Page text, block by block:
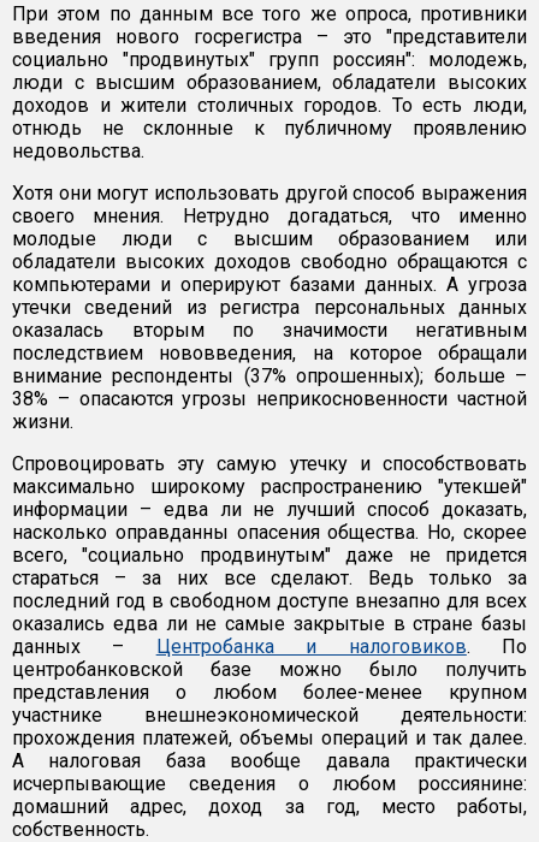
При этом по данным все того же опроса, противники
введения нового госрегистра – это "представители
социально "продвинутых" групп россиян": молодежь,
люди с высшим образованием, обладатели высоких
доходов и жители столичных городов. То есть люди,
отнюдь не склонные к публичному проявлению
недовольства.
Хотя они могут использовать другой способ выражения
своего мнения. Нетрудно догадаться, что именно
молодые люди с высшим образованием или
обладатели высоких доходов свободно обращаются с
компьютерами и оперируют базами данных. А угроза
утечки сведений из регистра персональных данных
оказалась вторым по значимости негативным
последствием нововведения, на которое обращали
внимание респонденты (37% опрошенных); больше –
38% – опасаются угрозы неприкосновенности частной
жизни.
Спровоцировать эту самую утечку и способствовать
максимально широкому распространению "утекшей"
информации – едва ли не лучший способ доказать,
насколько оправданны опасения общества. Но, скорее
всего, "социально продвинутым" даже не придется
стараться – за них все сделают. Ведь только за
последний год в свободном доступе внезапно для всех
оказались едва ли не самые закрытые в стране базы
данных – Центробанка и налоговиков. По
центробанковской базе можно было получить
представления о любом более-менее крупном
участнике внешнеэкономической деятельности:
прохождения платежей, объемы операций и так далее.
А налоговая база вообще давала практически
исчерпывающие сведения о любом россиянине:
домашний адрес, доход за год, место работы,
собственность.